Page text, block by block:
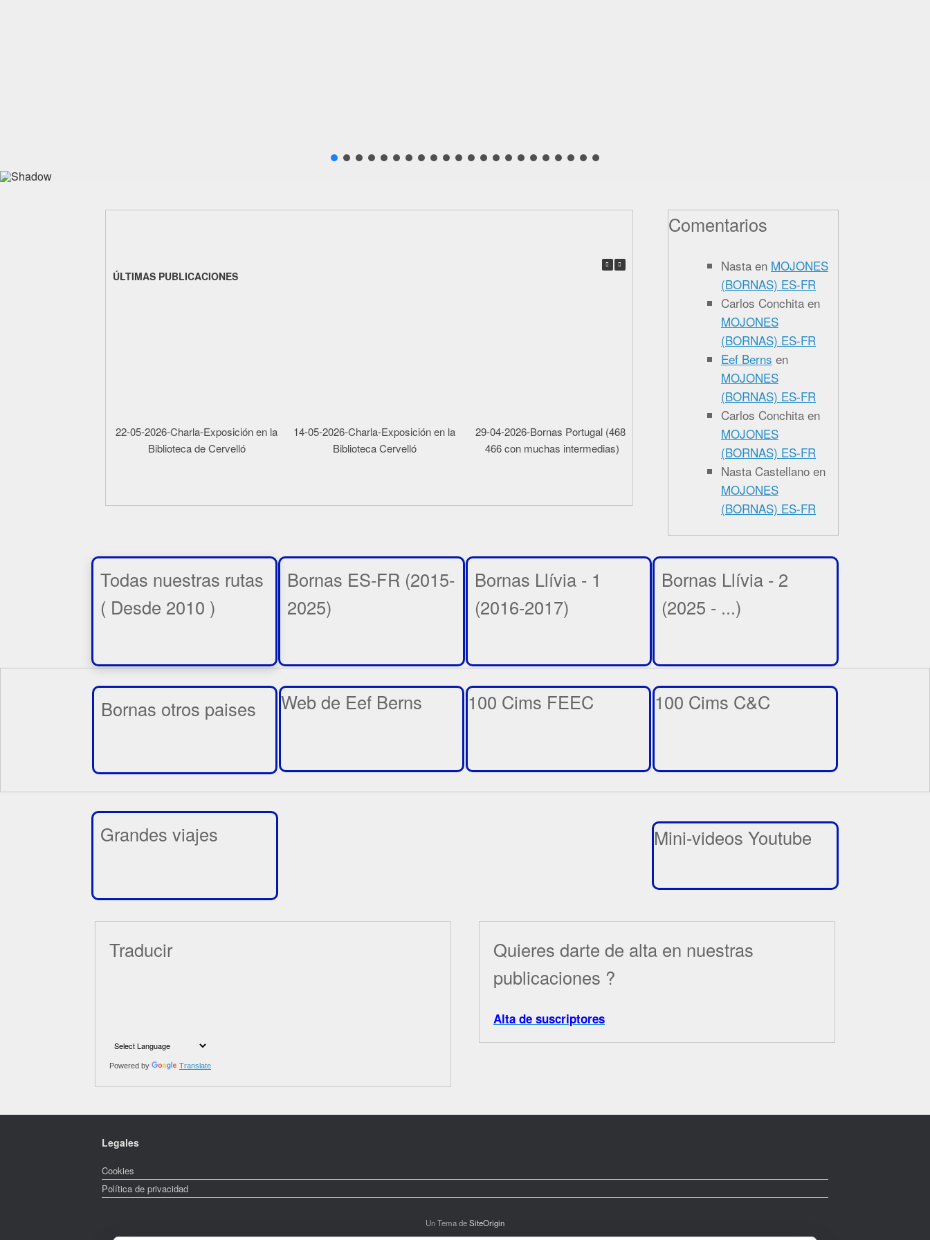
ÚLTIMAS PUBLICACIONES
22-05-2026-Charla-Exposición en la
Biblioteca de Cervelló
14-05-2026-Charla-Exposición en la
Biblioteca Cervelló
29-04-2026-Bornas Portugal (468-
466 con muchas intermedias)
28-04-2026-Borna Portugal 494B1
Comentarios
Nasta en MOJONES
(BORNAS) ES-FR
Carlos Conchita en
MOJONES
(BORNAS) ES-FR
Eef Berns en
MOJONES
(BORNAS) ES-FR
Carlos Conchita en
MOJONES
(BORNAS) ES-FR
Nasta Castellano en
MOJONES
(BORNAS) ES-FR
Todas nuestras rutas
( Desde 2010 )
Bornas ES-FR (2015-
2025)
Bornas Llívia - 1
(2016-2017)
Bornas Llívia - 2
(2025 - ...)
Bornas otros paises Web de Eef Berns 100 Cims FEEC 100 Cims C&C
Grandes viajes Mini-videos Youtube
Traducir
Powered by Translate
Quieres darte de alta en nuestras
publicaciones ?
Alta de suscriptores
Legales
Cookies
Política de privacidad
Un Tema deSiteOrigin